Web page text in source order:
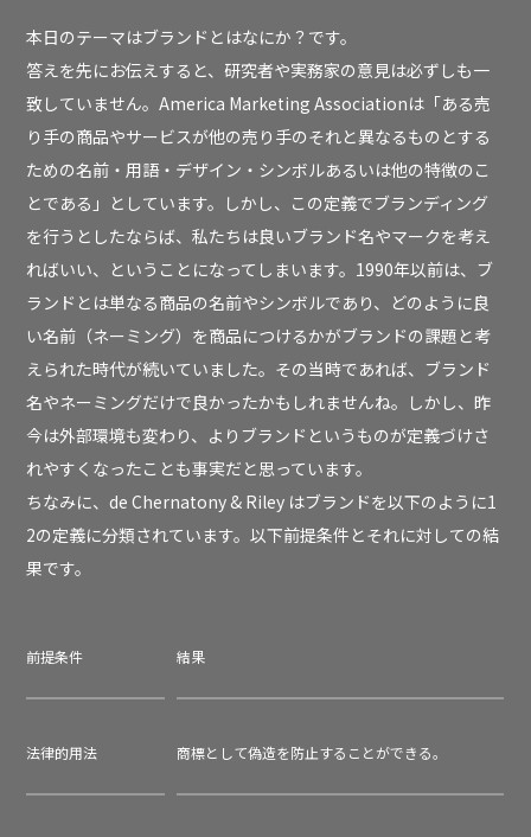
本日のテーマはブランドとはなにか？です。
答えを先にお伝えすると、研究者や実務家の意見は必ずしも一
致していません。America Marketing Associationは「ある売
り手の商品やサービスが他の売り手のそれと異なるものとする
ための名前・用語・デザイン・シンボルあるいは他の特徴のこ
とである」としています。しかし、この定義でブランディング
を行うとしたならば、私たちは良いブランド名やマークを考え
ればいい、ということになってしまいます。1990年以前は、ブ
ランドとは単なる商品の名前やシンボルであり、どのように良
い名前（ネーミング）を商品につけるかがブランドの課題と考
えられた時代が続いていました。その当時であれば、ブランド
名やネーミングだけで良かったかもしれませんね。しかし、昨
今は外部環境も変わり、よりブランドというものが定義づけさ
れやすくなったことも事実だと思っています。
ちなみに、de Chernatony & Riley はブランドを以下のように1
2の定義に分類されています。以下前提条件とそれに対しての結
果です。
前提条件 結果
法律的用法 商標として偽造を防止することができる。